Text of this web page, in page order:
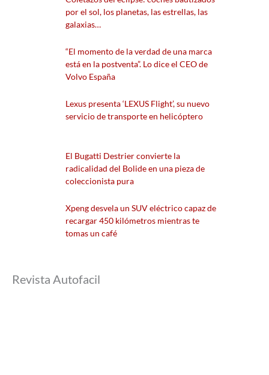
por el sol, los planetas, las estrellas, las
galaxias…
“El momento de la verdad de una marca
está en la postventa”. Lo dice el CEO de
Volvo España
Lexus presenta ‘LEXUS Flight’, su nuevo
servicio de transporte en helicóptero
El Bugatti Destrier convierte la
radicalidad del Bolide en una pieza de
coleccionista pura
Xpeng desvela un SUV eléctrico capaz de
recargar 450 kilómetros mientras te
tomas un café
Revista Autofacil